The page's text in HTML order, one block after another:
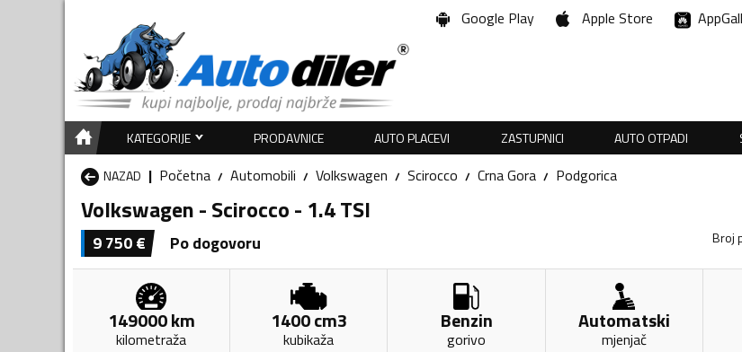
Google Play Apple Store
KATEGORIJE PRODAVNICE AUTO PLACEVI ZASTUPNICI AUTO OTPADI
NAZAD
Početna Automobili Volkswagen Scirocco Crna Gora Podgorica
Volkswagen - Scirocco - 1.4 TSI
9 750€ Po dogovoru
Broj
149000km
kilometraža
1400cm3
kubikaža
Benzin
gorivo
Automatski
mjenjač